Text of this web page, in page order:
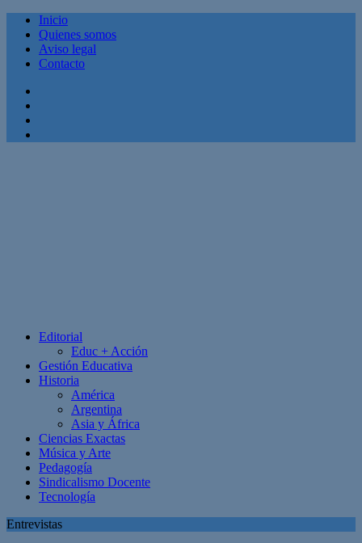
Inicio
Quienes somos
Aviso legal
Contacto
Editorial
Educ + Acción
Gestión Educativa
Historia
América
Argentina
Asia y África
Ciencias Exactas
Música y Arte
Pedagogía
Sindicalismo Docente
Tecnología
Entrevistas